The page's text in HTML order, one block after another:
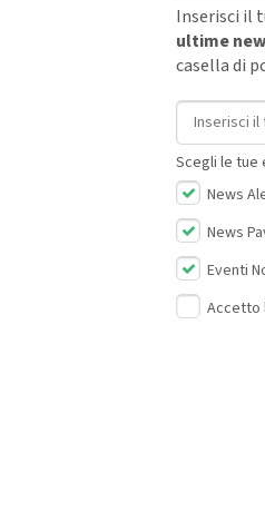
Inserisci il
ultime
casella di
Indirizzo
Scegli le tue
News
News
Eventi
Accetto